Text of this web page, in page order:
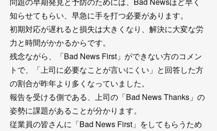
知らせてもらい、早急に手を打つ必要があります。
初期対応が遅れると損失は大きくなり、解決に大変な労
力と時間がかかるからです。
残念ながら、「Bad News First」ができない方のコメン
トで、「上司に必要なことが言いにくい」と回答した方
の割合が昨年より多くなっていました。
報告を受ける側である、上司の「Bad News Thanks」の
姿勢に課題があることが分かります。
従業員の皆さんに「Bad News First」をしてもらうため